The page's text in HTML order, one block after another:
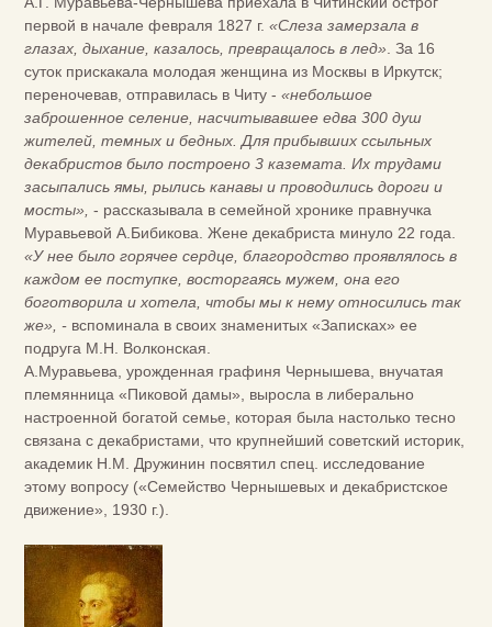
первой в начале февраля 1827 г. «Слеза замерзала в
глазах, дыхание, казалось, превращалось в лед» . За 16
суток прискакала молодая женщина из Москвы в Иркутск;
переночевав, отправилась в Читу - «небольшое
заброшенное селение, насчитывавшее едва 300 душ
жителей, темных и бедных. Для прибывших ссыльных
декабристов было построено 3 каземата. Их трудами
засыпались ямы, рылись канавы и проводились дороги и
мосты», - рассказывала в семейной хронике правнучка
Муравьевой А.Бибикова. Жене декабриста минуло 22 года.
«У нее было горячее сердце, благородство проявлялось в
каждом ее поступке, восторгаясь мужем, она его
боготворила и хотела, чтобы мы к нему относились так
же», - вспоминала в своих знаменитых «Записках» ее
подруга М.Н. Волконская.
А.Муравьева, урожденная графиня Чернышева, внучатая
племянница «Пиковой дамы», выросла в либерально
настроенной богатой семье, которая была настолько тесно
связана с декабристами, что крупнейший советский историк,
академик Н.М. Дружинин посвятил спец. исследование
этому вопросу («Семейство Чернышевых и декабристское
движение», 1930 г.).